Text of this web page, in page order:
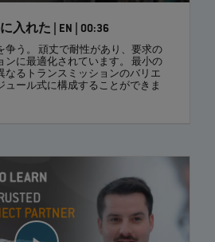
入れた | EN | 00:36
争う。 頑丈で耐性があり、要求の
ンに最適化されています。 最小の
なるトランスミッションのバリエ
ュール式に構成することができま